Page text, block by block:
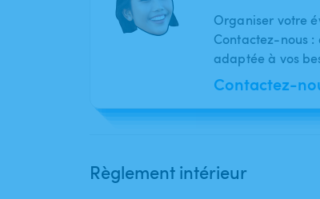
Organiser votre
Contactez-nous :
adaptée à vos
Contactez-
Règlement intérieur